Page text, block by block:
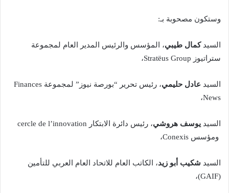
وستكون مصحوبة بـ:
السيدكمال طيبي، المؤسس والرئيس المدير العام لمجموعة
ستراتيوز Stratëus Group،
السيد عادل حليمي
، رئيس تحرير “بورصة نيوز” لمجموعة Finances
News،
السيد يوسف هروشي
، رئيس دائرة الابتكار cercle de l’innovation
ومؤسس Conexis،
السيد شكيب أبو زيد، الكاتب العام للاتحاد العام العربي للتأمين
(GAIF)،